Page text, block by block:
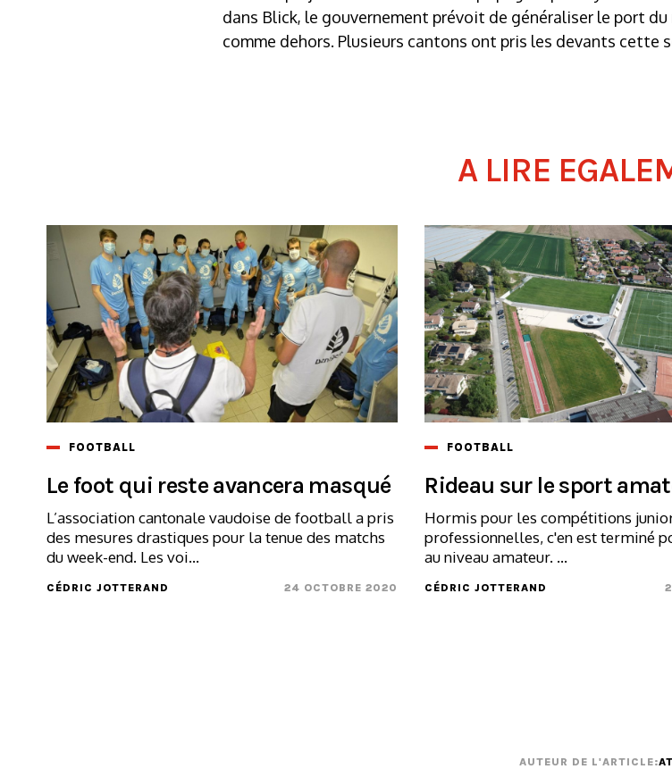
dans Blick, le gouvernement prévoit de généraliser le port
comme dehors. Plusieurs cantons ont pris les devants cette
A LIRE
FOOTBALL
Le foot qui reste avancera masqué
L’association cantonale vaudoise de football a pris
des mesures drastiques pour la tenue des matchs
du week-end. Les voi...
CÉDRIC JOTTERAND 24 OCTOBRE 2020
FOOTBALL
Rideau sur le sport
Hormis pour les compétitions
professionnelles, c'en est terminé
au niveau amateur. ...
CÉDRIC JOTTERAND
AUTEUR DE L'ARTICLE: